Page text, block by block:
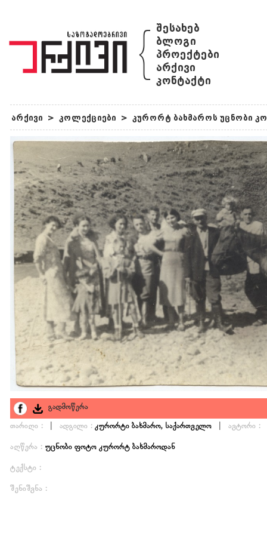
{ შესახებ
ბლოგი
პროექტები
არქივი
კონტაქტი
არქივი > კოლექციები > კურორტ ბახმაროს უცნობი
გადმოწერა
თარიღი : | ადგილი : კურორტი ბახმარო, საქართველო | ავტორი :
აღწერა : უცნობი ფოტო კურორტ ბახმაროდან
ტექსტი :
შენიშვნა :